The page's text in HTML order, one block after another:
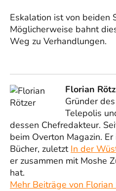
Eskalation ist von beiden
Möglicherweise bahnt
Weg zu Verhandlungen.
Florian
Gründer
Telepolis
dessen Chefredakteur.
beim Overton Magazin.
Bücher, zuletzt In der
er zusammen mit Moshe
hat.
Mehr Beiträge von